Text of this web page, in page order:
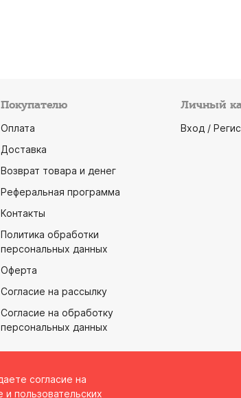
Покупателю
Оплата
Доставка
Возврат товара и денег
Реферальная программа
Контакты
Политика обработки
персональных данных
Оферта
Согласие на рассылку
Согласие на обработку
персональных данных
Личный
Вход /
согласие на
пользовательских